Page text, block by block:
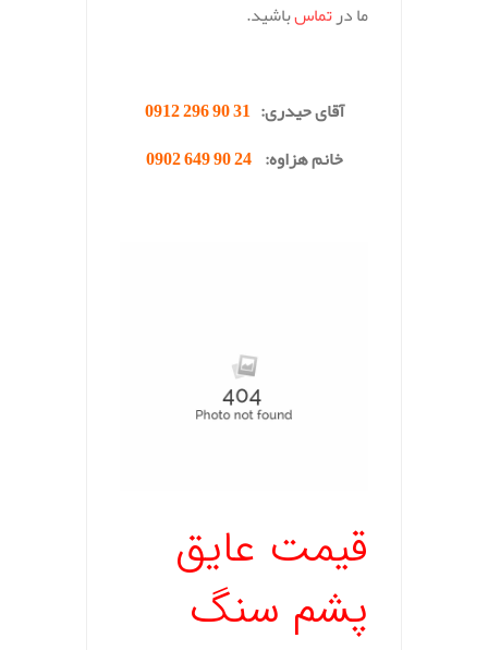
ما درتماسباشید.
آقای حیدری: 31 90 296 0912
خانم هزاوه:24 90 649 0902
قیمت عایق
پشم سنگ